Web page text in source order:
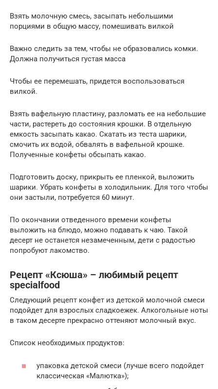
Взять молочную смесь, засыпать небольшими
порциями в общую массу, помешивать вилкой
Важно следить за тем, чтобы не образовались комки.
Должна получиться густая масса
Чтобы ее перемешать, придется воспользоваться
вилкой.
Взять вафельную пластину, разломать ее на небольшие
части, растереть до состояния крошки. В отдельную
емкость засыпать какао. Скатать из теста шарики,
смочить их водой, обвалять в вафельной крошке.
Полученные конфеты обсыпать какао.
Подготовить доску, прикрыть ее пленкой, выложить
шарики. Убрать конфеты в холодильник. Для того чтобы
они застыли, потребуется 60 минут.
По окончании отведенного времени конфеты
выложить на блюдо, можно подавать к чаю. Такой
десерт не останется незамеченным, дети с радостью
попробуют лакомство.
Рецепт «Ксюша» – любимый рецепт
specialfood
Следующий рецепт конфет из детской молочной смеси
подойдет для взрослых сладкоежек. Алкогольные ноты
в таком десерте прекрасно оттеняют молочный вкус.
Список необходимых продуктов:
упаковка детской смеси (лучше всего подойдет
классическая «Малютка»);